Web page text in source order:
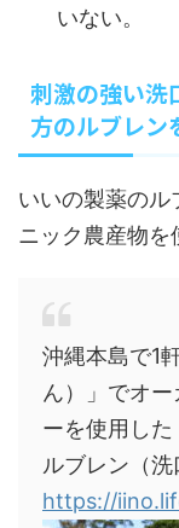
いない。
刺激の強い洗
方のルブレン
いいの製薬の
ニック農産物を
沖縄本島で1
ん）」でオ
ーを使用した
ルブレン（洗
https://